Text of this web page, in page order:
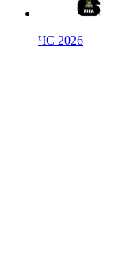
ЧС 2026